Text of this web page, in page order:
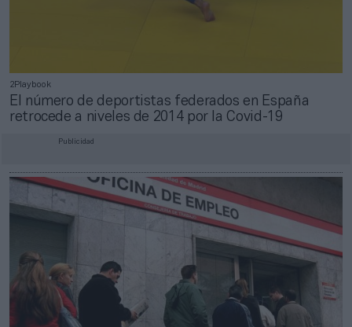
2Playbook
El número de deportistas federados en España
retrocede a niveles de 2014 por la Covid-19
Publicidad